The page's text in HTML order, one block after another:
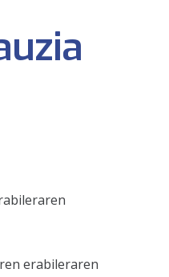
erabileraren